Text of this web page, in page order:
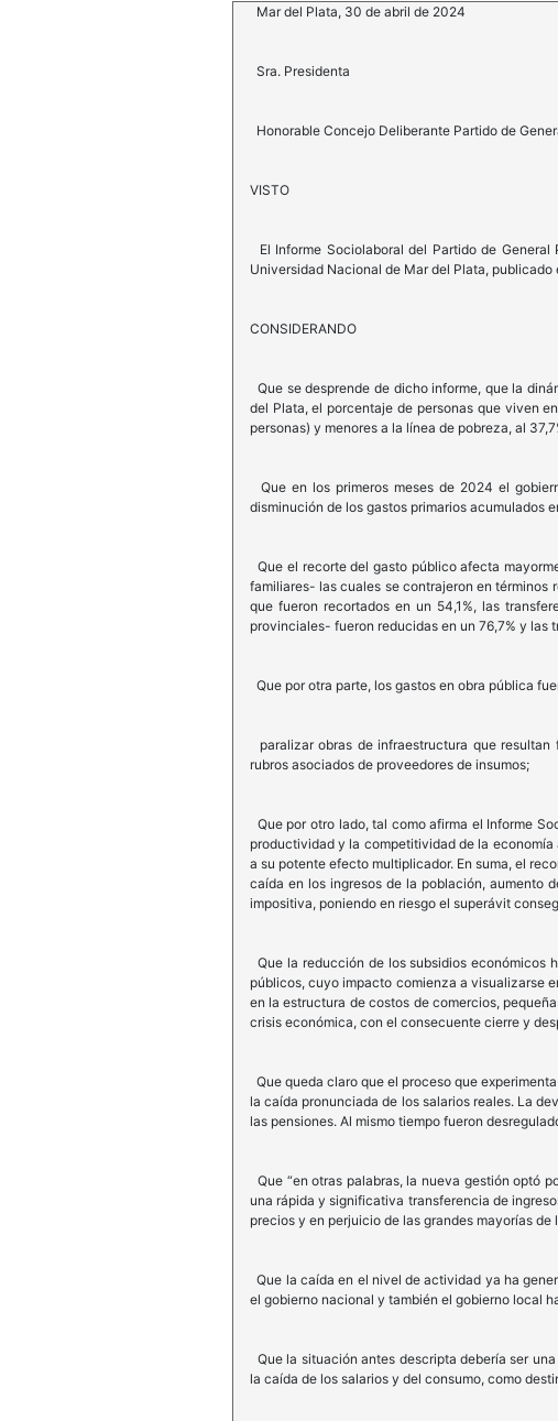
Mar del Plata, 30 de abril de 2024
Sra. Presidenta
Honorable Concejo Deliberante Partido de
VISTO
El Informe Sociolaboral del Partido de
Universidad Nacional de Mar del Plata, publicado
CONSIDERANDO
Que se desprende de dicho informe, que la
del Plata, el porcentaje de personas que viven
personas) y menores a la línea de pobreza, al
Que en los primeros meses de 2024 el
disminución de los gastos primarios acumulados
Que el recorte del gasto público afecta
familiares- las cuales se contrajeron en términos
que fueron recortados en un 54,1%, las
provinciales- fueron reducidas en un 76,7% y las
Que por otra parte, los gastos en obra pública
paralizar obras de infraestructura que
rubros asociados de proveedores de insumos;
Que por otro lado, tal como afirma el Informe
productividad y la competitividad de la
a su potente efecto multiplicador. En suma, el
caída en los ingresos de la población, aumento
impositiva, poniendo en riesgo el superávit
Que la reducción de los subsidios económicos
públicos, cuyo impacto comienza a visualizarse
en la estructura de costos de comercios,
crisis económica, con el consecuente cierre y
Que queda claro que el proceso que
la caída pronunciada de los salarios reales. La
las pensiones. Al mismo tiempo fueron
Que “en otras palabras, la nueva gestión optó
una rápida y significativa transferencia de
precios y en perjuicio de las grandes mayorías de
Que la caída en el nivel de actividad ya ha
el gobierno nacional y también el gobierno local
Que la situación antes descripta debería ser
la caída de los salarios y del consumo, como